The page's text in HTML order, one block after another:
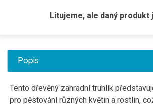
Litujeme, ale daný produkt
Popis
Tento dřevěný zahradní truhlík
pro pěstování různých květin a rostlin,